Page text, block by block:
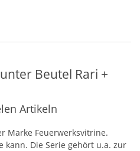
Beutel Rari +
Artikeln
Marke Feuerwerksvitrine.
kann. Die Serie gehört u.a. zur